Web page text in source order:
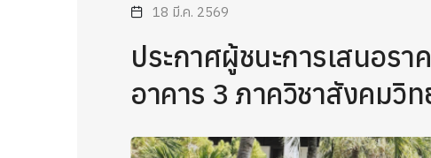
18 มี.ค. 2569
ประกาศผู้ชนะการเสนอร
อาคาร 3 ภาควิชาสังคมวิท